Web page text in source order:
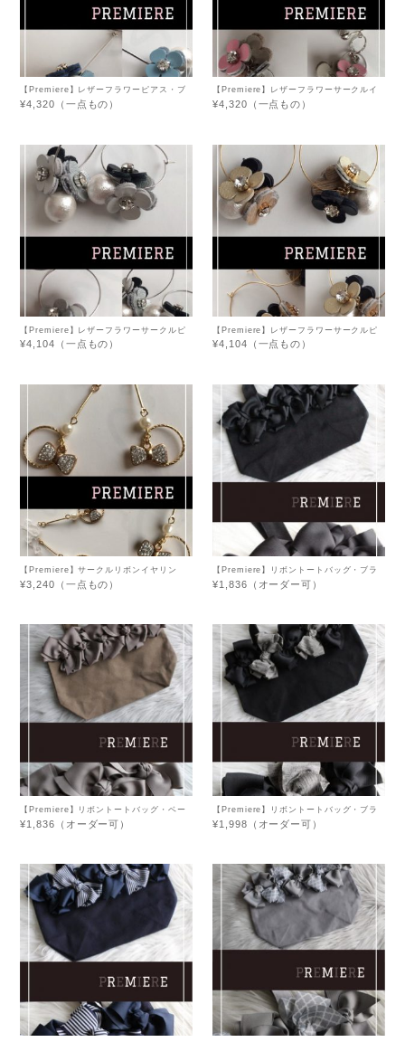
【Premiere】レザーフラワーピアス・ブ
ルー系
¥4,320（一点もの）
【Premiere】レザーフラワーサークルイ
ヤリング・ピンクシルバー
¥4,320（一点もの）
【Premiere】レザーフラワーサークルピ
アス・シルバー系
¥4,104（一点もの）
【Premiere】レザーフラワーサークルピ
アス・ゴールド系
¥4,104（一点もの）
【Premiere】サークルリボンイヤリン
グ・スワロフスキー
¥3,240（一点もの）
【Premiere】リボントートバッグ・ブラ
ック
¥1,836（オーダー可）
【Premiere】リボントートバッグ・ベー
ジュ
¥1,836（オーダー可）
【Premiere】リボントートバッグ・ブラ
ック×グレー
¥1,998（オーダー可）